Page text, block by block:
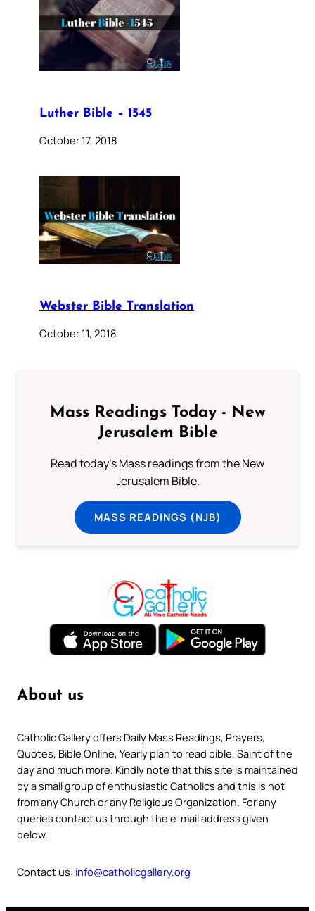
Luther Bible – 1545
October 17, 2018
Webster Bible Translation
October 11, 2018
Mass Readings Today - New
Jerusalem Bible
Read today's Mass readings from the New
Jerusalem Bible.
MASS READINGS (NJB)
About us
Catholic Gallery offers Daily Mass Readings, Prayers,
Quotes, Bible Online, Yearly plan to read bible, Saint of the
day and much more. Kindly note that this site is maintained
by a small group of enthusiastic Catholics and this is not
from any Church or any Religious Organization. For any
queries contact us through the e-mail address given
below.
Contact us: info@catholicgallery.org